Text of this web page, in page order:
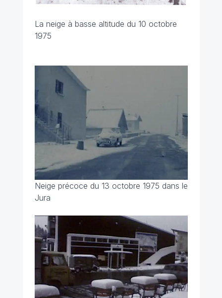
La neige à basse altitude du 10 octobre
1975
Neige précoce du 13 octobre 1975 dans le
Jura